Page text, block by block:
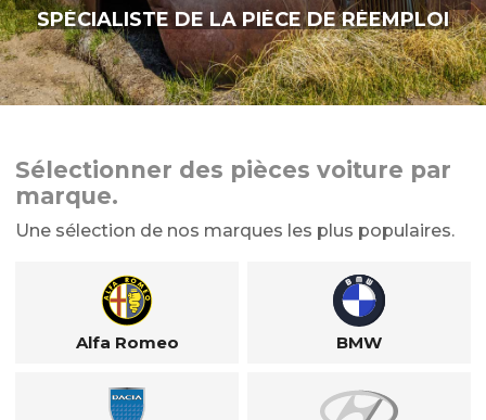
SPÉCIALISTE DE LA PIÈCE DE RÉEMPLOI
Sélectionner des pièces voiture par
marque.
Une sélection de nos marques les plus populaires.
Alfa Romeo BMW